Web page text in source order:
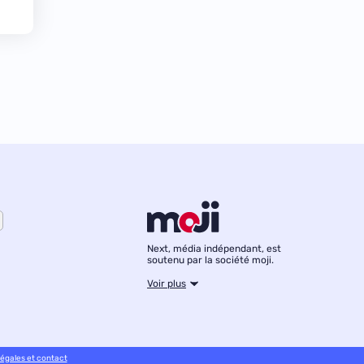
Next, média indépendant, est
soutenu par la société moji.
Voir plus
et contact